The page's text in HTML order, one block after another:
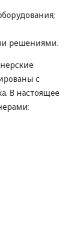
решениями.
с
В настоящее